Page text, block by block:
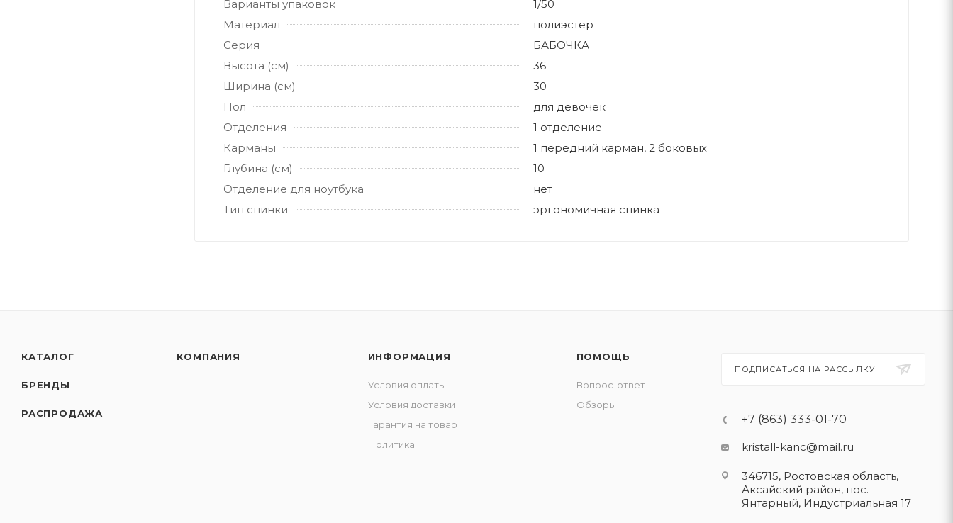
Варианты упаковок
1/50
Материал
полиэстер
Серия
БАБОЧКА
Высота (см)
36
Ширина (см)
30
Пол
для девочек
Отделения
1 отделение
Карманы
1 передний карман, 2 боковых
Глубина (см)
10
Отделение для ноутбука
нет
Тип спинки
эргономичная спинка
КАТАЛОГ
БРЕНДЫ
РАСПРОДАЖА
КОМПАНИЯ ИНФОРМАЦИЯ
Условия оплаты
Условия доставки
Гарантия на товар
Политика
ПОМОЩЬ
Вопрос-ответ
Обзоры
ПОДПИСАТЬСЯ НА РАССЫЛКУ
+7 (863) 333-01-70
kristall-kanc@mail.ru
346715, Ростовская область​,
Аксайский район, пос.
Янтарный, Индустриальная 17